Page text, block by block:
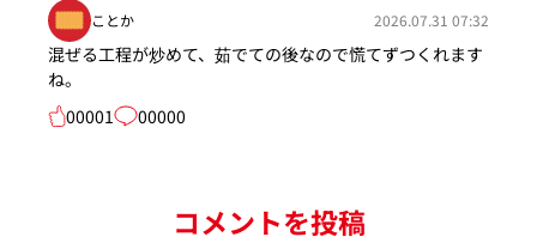
ことか 2026.07.31 07:32
混ぜる工程が炒めて、茹でての後なので慌てずつくれます
ね。
00001
00000
コメントを投稿